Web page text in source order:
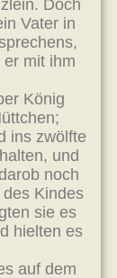
Doch
Vater in
mit ihm
König
ins zwölfte
und
noch
Kindes
sie es
hielten es
auf dem